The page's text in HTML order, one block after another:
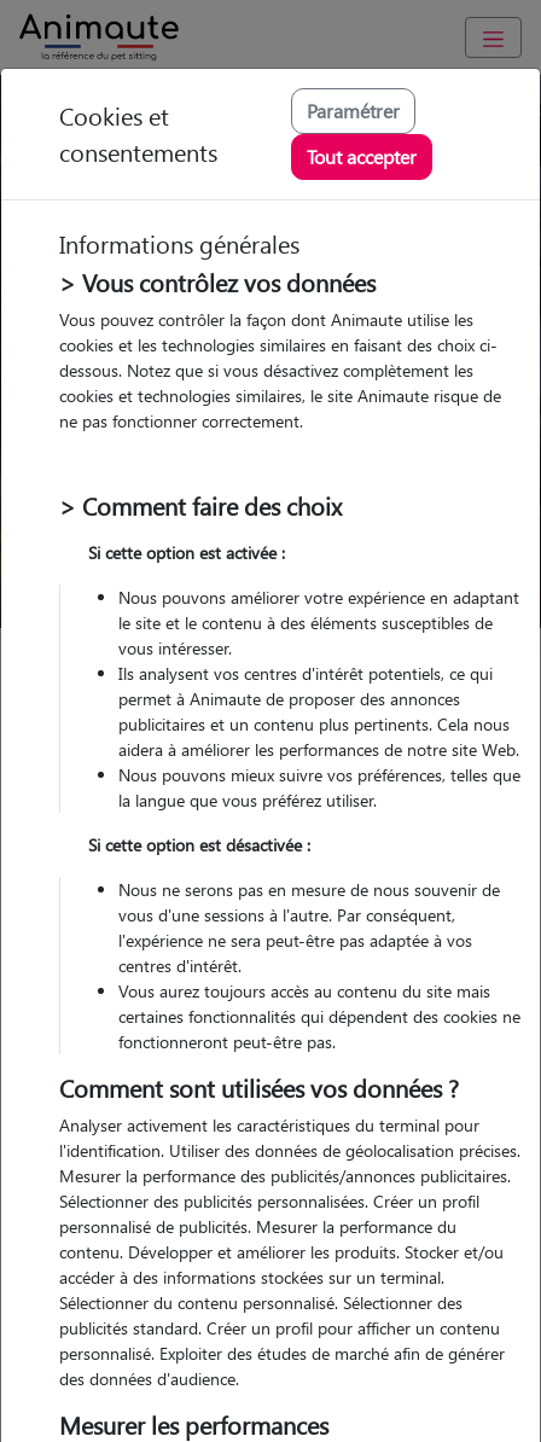
Trouvez votre gardien idéal !
Garde
chez le Pet Sitter
Garde
chez le Pet Sitter Visites
Visites
Pour quel animal ?
Trouver mon Pet Sitter
Garde animaux France Auvergne-Rhône-Alpes
Savoie
Chambéry
Nos cat sitters à Chambéry pour
la garde de votre chat
Mounia
CHAMBERY 73000
appartement
Cookies et
consentements
Paramétrer
Tout accepter
Informations générales
> Vous contrôlez vos données
Vous pouvez contrôler la façon dont Animaute utilise les
cookies et les technologies similaires en faisant des choix ci-
dessous. Notez que si vous désactivez complètement les
cookies et technologies similaires, le site Animaute risque de
ne pas fonctionner correctement.
> Comment faire des choix
Si cette option est activée :
Nous pouvons améliorer votre expérience en adaptant
le site et le contenu à des éléments susceptibles de
vous intéresser.
Ils analysent vos centres d'intérêt potentiels, ce qui
permet à Animaute de proposer des annonces
publicitaires et un contenu plus pertinents. Cela nous
aidera à améliorer les performances de notre site Web.
Nous pouvons mieux suivre vos préférences, telles que
la langue que vous préférez utiliser.
Si cette option est désactivée :
Nous ne serons pas en mesure de nous souvenir de
vous d'une sessions à l'autre. Par conséquent,
l'expérience ne sera peut-être pas adaptée à vos
centres d'intérêt.
Vous aurez toujours accès au contenu du site mais
certaines fonctionnalités qui dépendent des cookies ne
fonctionneront peut-être pas.
Comment sont utilisées vos données ?
Analyser activement les caractéristiques du terminal pour
l'identification. Utiliser des données de géolocalisation précises.
Mesurer la performance des publicités/annonces publicitaires.
Sélectionner des publicités personnalisées. Créer un profil
personnalisé de publicités. Mesurer la performance du
contenu. Développer et améliorer les produits. Stocker et/ou
accéder à des informations stockées sur un terminal.
Sélectionner du contenu personnalisé. Sélectionner des
publicités standard. Créer un profil pour afficher un contenu
personnalisé. Exploiter des études de marché afin de générer
des données d'audience.
Mesurer les performances